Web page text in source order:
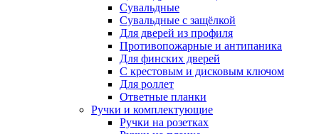
Сувальдные
Сувальдные с защёлкой
Для дверей из профиля
Противопожарные и антипаника
Для финских дверей
С крестовым и дисковым ключом
Для роллет
Ответные планки
Ручки и комплектующие
Ручки на розетках